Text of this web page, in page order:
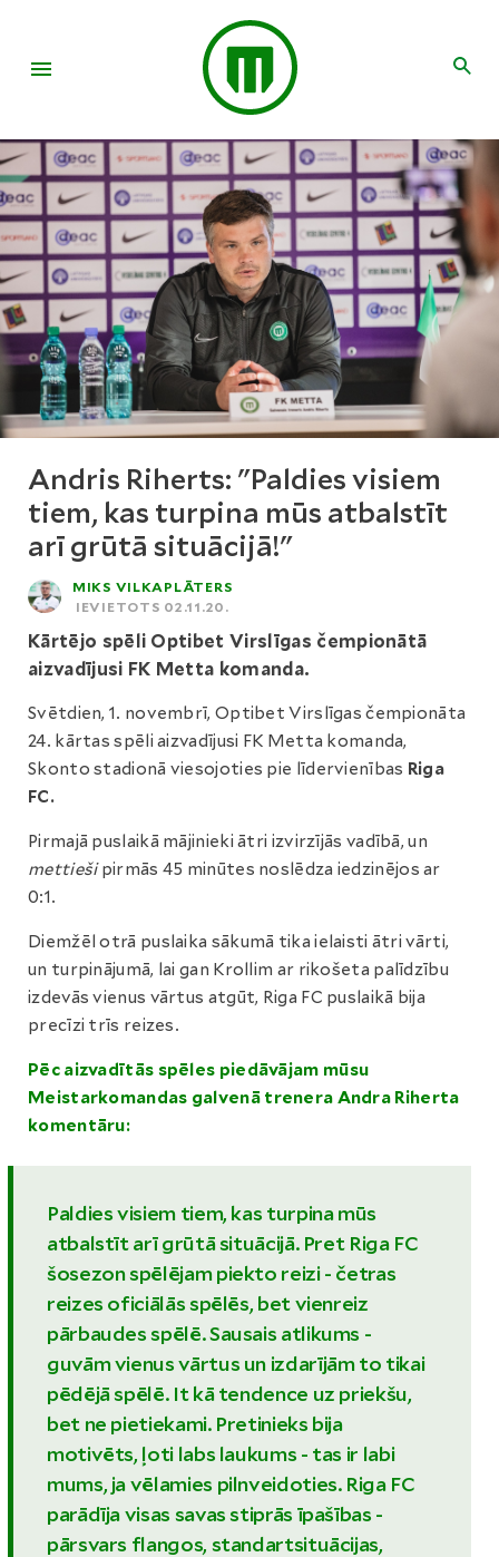
Andris Riherts: "Paldies visiem
tiem, kas turpina mūs atbalstīt
arī grūtā situācijā!"
MIKS VILKAPLĀTERS
IEVIETOTS 02.11.20.
Kārtējo spēli Optibet Virslīgas čempionātā
aizvadījusi FK Metta komanda.
Svētdien, 1. novembrī, Optibet Virslīgas čempionāta
24. kārtas spēli aizvadījusi FK Metta komanda,
Skonto stadionā viesojoties pie līdervienības Riga
FC.
Pirmajā puslaikā mājinieki ātri izvirzījās vadībā, un
mettiešipirmās 45 minūtes noslēdza iedzinējos ar
0:1.
Diemžēl otrā puslaika sākumā tika ielaisti ātri vārti,
un turpinājumā, lai gan Krollim ar rikošeta palīdzību
izdevās vienus vārtus atgūt, Riga FC puslaikā bija
precīzi trīs reizes.
Pēc aizvadītās spēles piedāvājam mūsu
Meistarkomandas galvenā trenera Andra Riherta
komentāru:
Paldies visiem tiem, kas turpina mūs
atbalstīt arī grūtā situācijā. Pret Riga FC
šosezon spēlējam piekto reizi - četras
reizes oficiālās spēlēs, bet vienreiz
pārbaudes spēlē. Sausais atlikums -
guvām vienus vārtus un izdarījām to tikai
pēdējā spēlē. It kā tendence uz priekšu,
bet ne pietiekami. Pretinieks bija
motivēts, ļoti labs laukums - tas ir labi
mums, ja vēlamies pilnveidoties. Riga FC
parādīja visas savas stiprās īpašības -
pārsvars flangos, standartsituācijas,